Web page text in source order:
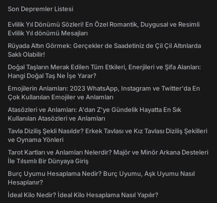
Son Depremler Listesi
Evlilik Yıl Dönümü Sözleri! En Özel Romantik, Duygusal ve Resimli
Evlilik Yıl dönümü Mesajları
Rüyada Altın Görmek: Gerçekler de Saadetiniz de Çil Çil Altınlarda
Saklı Olabilir!
Doğal Taşların Merak Edilen Tüm Etkileri, Enerjileri ve Şifa Alanları:
Hangi Doğal Taş Ne İşe Yarar?
Emojilerin Anlamları: 2023 WhatsApp, Instagram ve Twitter'da En
Çok Kullanılan Emojiler ve Anlamları
Atasözleri ve Anlamları: A'dan Z'ye Gündelik Hayatta En Sık
Kullanılan Atasözleri ve Anlamları
Tavla Diziliş Şekli Nasıldır? Erkek Tavlası ve Kız Tavlası Diziliş Şekilleri
ve Oynama Yönleri
Tarot Kartları ve Anlamları Nelerdir? Majör ve Minör Arkana Desteleri
İle Tılsımlı Bir Dünyaya Giriş
Burç Uyumu Hesaplama Nedir? Burç Uyumu, Aşk Uyumu Nasıl
Hesaplanır?
İdeal Kilo Nedir? İdeal Kilo Hesaplama Nasıl Yapılır?